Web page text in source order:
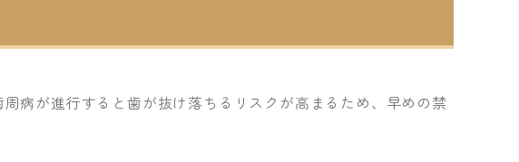
病が進行すると歯が抜け落ちるリスクが高まるため、早めの禁